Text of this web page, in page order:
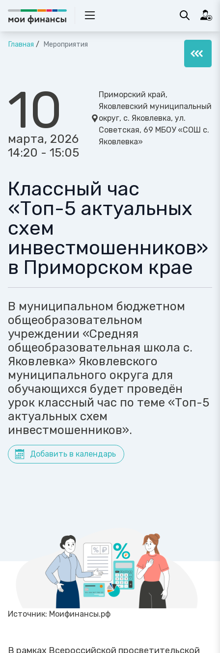
Главная Мероприятия
10
марта, 2026
14:20 - 15:05
Приморский край,
Яковлевский муниципальный
округ, с. Яковлевка, ул.
Советская, 69 МБОУ «СОШ с.
Яковлевка»
Классный час
«Топ-5 актуальных
схем
инвестмошенников»
в Приморском крае
В муниципальном бюджетном
общеобразовательном
учреждении «Средняя
общеобразовательная школа с.
Яковлевка» Яковлевского
муниципального округа для
обучающихся будет проведён
урок классный час по теме «Топ-5
актуальных схем
инвестмошенников».
Добавить в календарь
Источник: Моифинансы.рф
В рамках Всероссийской просветительской